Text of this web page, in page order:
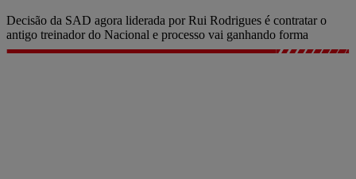
Decisão da SAD agora liderada por Rui Rodrigues é contratar o
antigo treinador do Nacional e processo vai ganhando forma